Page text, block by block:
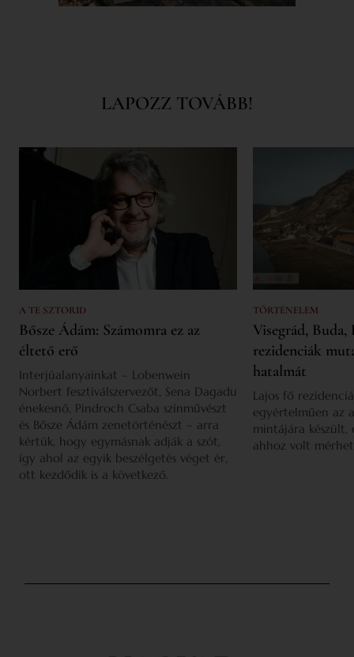
LAPOZZ TOVÁBB!
A TE SZTORID
Bősze Ádám: Számomra ez az
éltető erő
Interjúalanyainkat – Lobenwein
Norbert fesztiválszervezőt, Sena Dagadu
énekesnő, Pindroch Csaba színművészt
és Bősze Ádám zenetörténészt – arra
kértük, hogy egymásnak adják a szót,
így ahol az egyik beszélgetés véget ér,
ott kezdődik is a következő.
TÖRTÉNELEM
Visegrád,
rezidenciák
hatalmát
Lajos fő
egyértelműen az
mintájára készült,
ahhoz volt